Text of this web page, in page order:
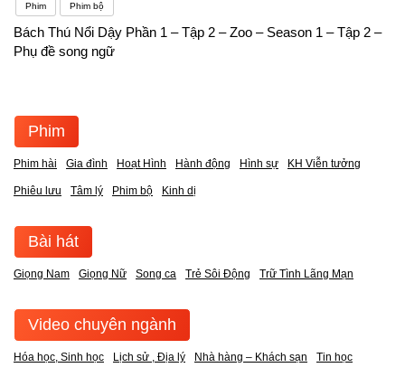
Phim Phim bộ
Bách Thú Nổi Dậy Phần 1 – Tập 2 – Zoo – Season 1 – Tập 2 –
Phụ đề song ngữ
Phim
Phim hài Gia đình Hoạt Hình Hành động Hình sự KH Viễn tưởng
Phiêu lưu Tâm lý Phim bộ Kinh dị
Bài hát
Giọng Nam Giọng Nữ Song ca Trẻ Sôi Động Trữ Tình Lãng Mạn
Video chuyên ngành
Hóa học, Sinh học Lịch sử , Địa lý Nhà hàng – Khách sạn Tin học